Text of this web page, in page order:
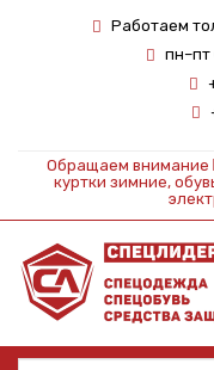
Работаем
пн–пт
Обращаем внимание
куртки зимние,